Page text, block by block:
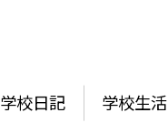
学校日記 学校生活